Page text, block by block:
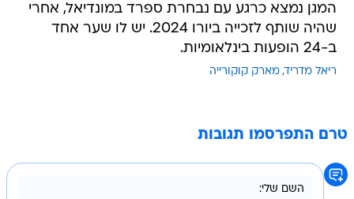
המגן נמצא כרגע עם נבחרת ספרד במונדיאל, אחרי
שהיה שותף לזכייה ביורו 2024. יש לו שער אחד
ב-24 הופעות בינלאומיות.
ריאל מדריד מארק קוקורייה
טרם התפרסמו תגובות